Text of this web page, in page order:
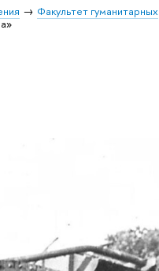
Факультет гуманитарных